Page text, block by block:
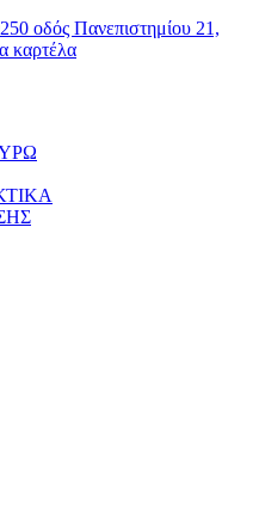
οδός Πανεπιστημίου 21,
καρτέλα